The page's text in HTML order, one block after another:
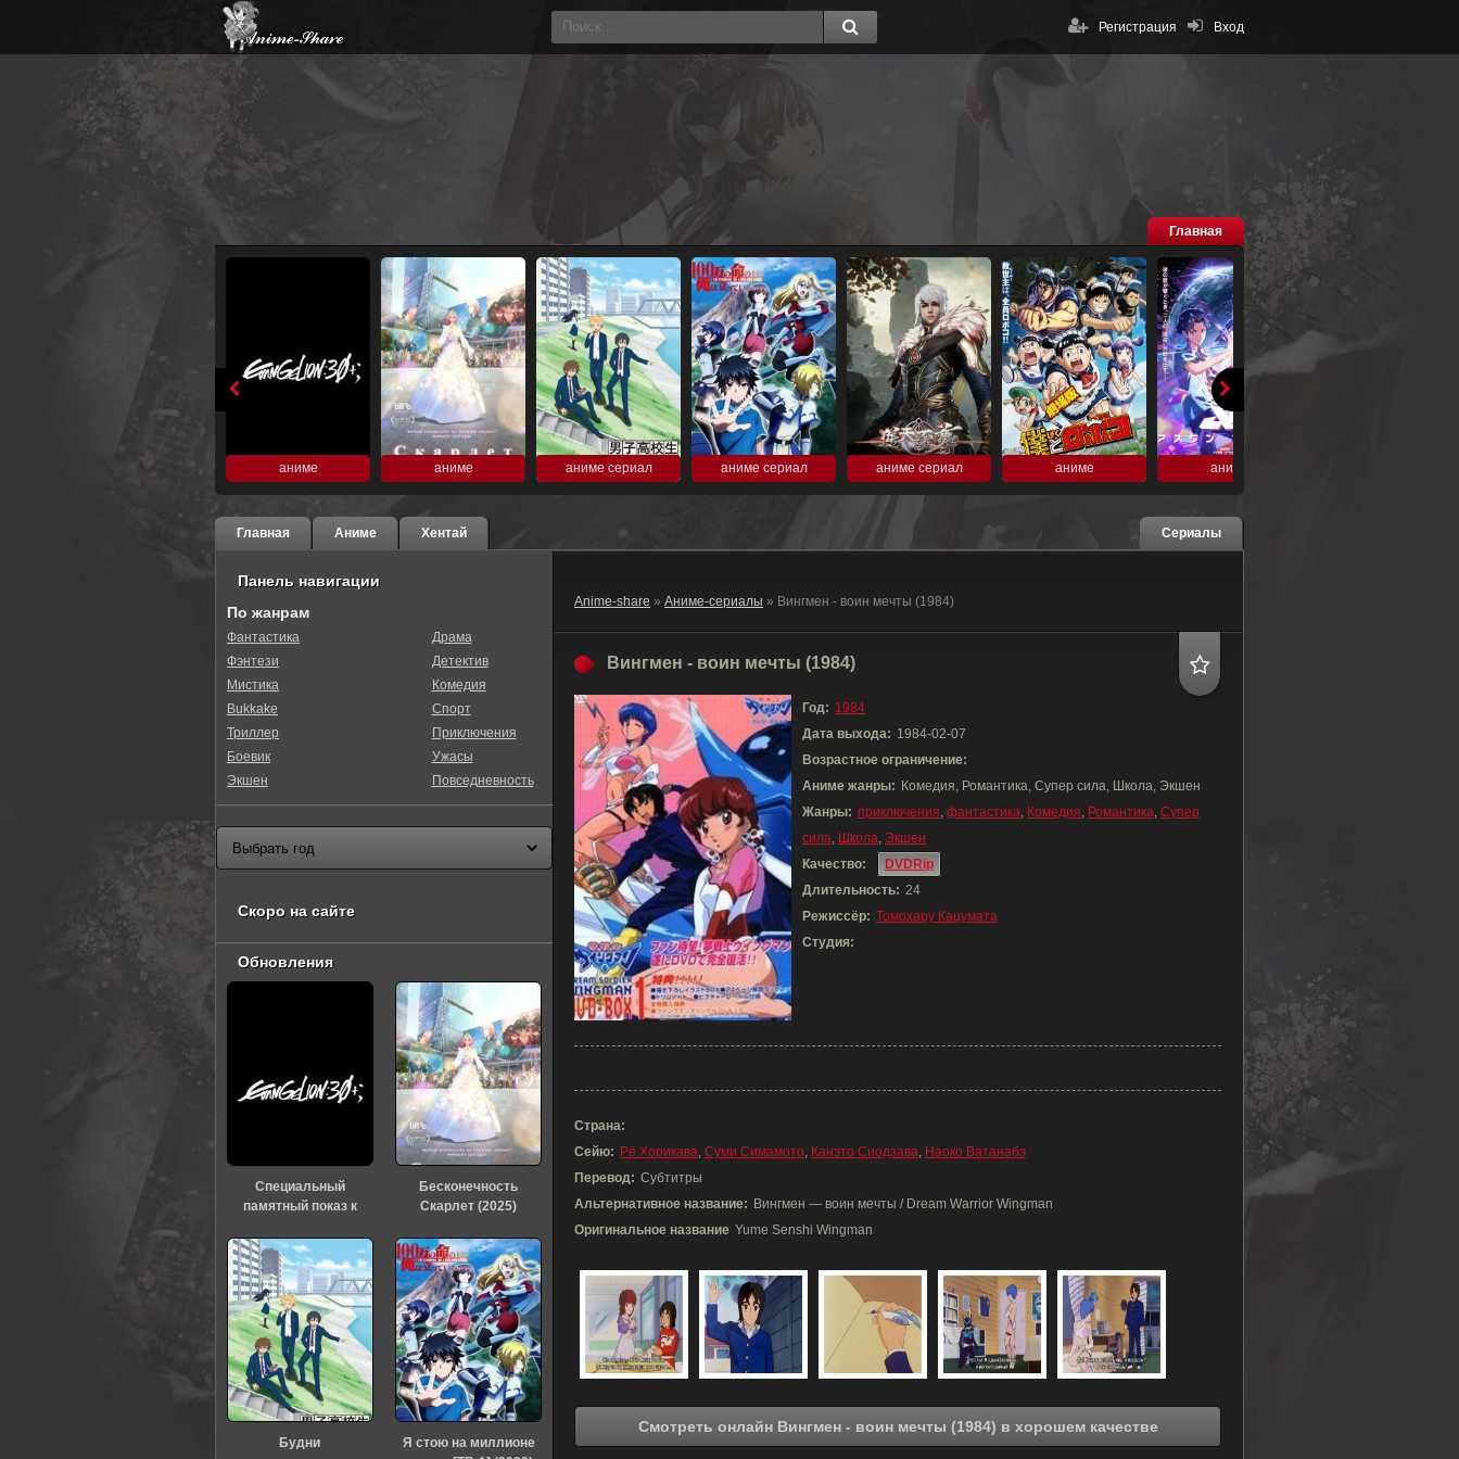
Вход
Регистрация
Главная
аниме аниме аниме сериал аниме сериал аниме сериал аниме аниме
Главная Аниме Хентай Сериалы
Anime-share » Аниме-сериалы » Вингмен - воин мечты (1984)
Вингмен - воин мечты (1984)
Год: 1984
Дата выхода: 1984-02-07
Возрастное ограничение:
Аниме жанры: Комедия, Романтика, Супер сила, Школа, Экшен
Жанры: приключения, фантастика, Комедия, Романтика, Супер
сила, Школа, Экшен
Качество:
DVDRip
Длительность: 24
Режиссёр: Томохару Кацумата
Студия:
Страна:
Сейю: Рё Хорикава, Суми Симамото, Канэто Сиодзава, Наоко Ватанабэ
Перевод: Субтитры
Альтернативное название: Вингмен — воин мечты / Dream Warrior Wingman
Оригинальное название Yume Senshi Wingman
Смотреть онлайн Вингмен - воин мечты (1984) в хорошем качестве
Панель навигации
По жанрам
Фантастика
Фэнтези
Мистика
Bukkake
Триллер
Боевик
Экшен
Драма
Детектив
Комедия
Спорт
Приключения
Ужасы
Повседневность
Скоро на сайте
Обновления
Специальный
памятный показ к
«Евангелиона» (2026)
Бесконечность
Скарлет (2025)
Будни
Я стою на миллионе